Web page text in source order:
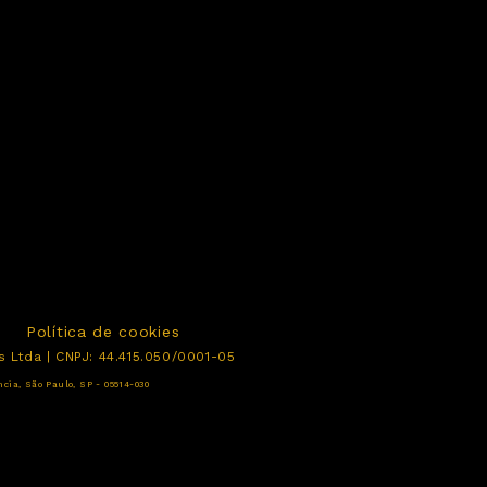
Política de cookies
| CNPJ: 44.415.050/0001-05
São Paulo, SP - 05514-030